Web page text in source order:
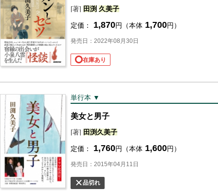
[著] 田渕 久美子
定価： 1,870円（本体 1,700円）
発売日：2022年08月30日
在庫あり
単行本 ▼
美女と男子
[著] 田渕久美子
定価： 1,760円（本体 1,600円）
発売日：2015年04月11日
品切れ